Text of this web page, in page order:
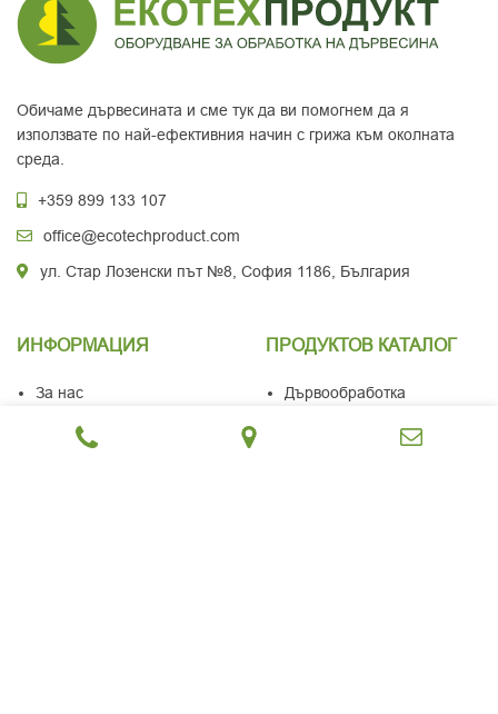
Обичаме дървесината и сме тук да ви помогнем да я
използвате по най-ефективния начин с грижа към околната
среда.
+359 899 133 107
office@ecotechproduct.com
ул. Стар Лозенски път №8, София 1186, България
ИНФОРМАЦИЯ
За нас
Услуги
ПРОДУКТОВ КАТАЛОГ
Дървообработка
Сушилни и котли